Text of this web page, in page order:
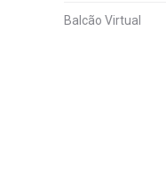
Balcão Virtual